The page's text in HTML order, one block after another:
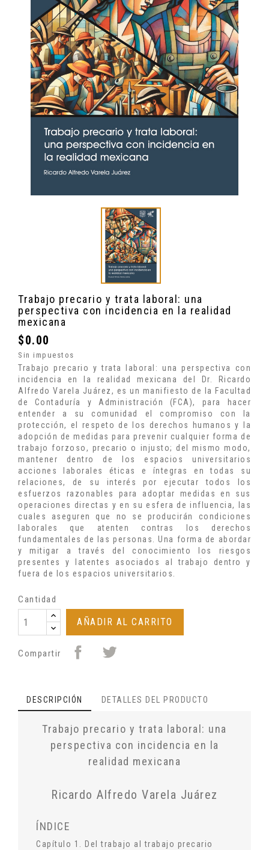
Trabajo precario y trata laboral: una
perspectiva con incidencia en la realidad
mexicana
$0.00
Sin impuestos
Trabajo precario y trata laboral: una perspectiva con
incidencia en la realidad mexicana del Dr. Ricardo
Alfredo Varela Juárez, es un manifiesto de la Facultad
de Contaduría y Administración (FCA), para hacer
entender a su comunidad el compromiso con la
protección, el respeto de los derechos humanos y la
adopción de medidas para prevenir cualquier forma de
trabajo forzoso, precario o injusto; del mismo modo,
mantener dentro de los espacios universitarios
acciones laborales éticas e íntegras en todas su
relaciones, de su interés por ejecutar todos los
esfuerzos razonables para adoptar medidas en sus
operaciones directas y en su esfera de influencia, las
cuales aseguren que no se producirán condiciones
laborales que atenten contras los derechos
fundamentales de las personas. Una forma de abordar
y mitigar a través del conocimiento los riesgos
presentes y latentes asociados al trabajo dentro y
fuera de los espacios universitarios.
Cantidad
AÑADIR AL CARRITO
Compartir
DESCRIPCIÓN DETALLES DEL PRODUCTO
Trabajo precario y trata laboral: una
perspectiva con incidencia en la
realidad mexicana
Ricardo Alfredo Varela Juárez
ÍNDICE
Capítulo 1. Del trabajo al trabajo precario